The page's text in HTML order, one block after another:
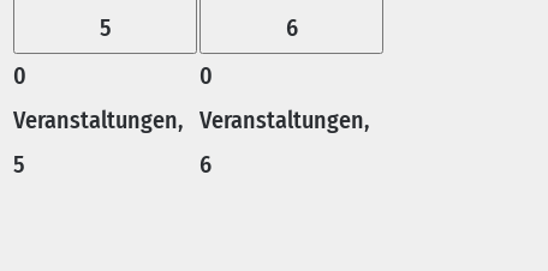
5
0
Veranstaltungen,
5
6
0
Veranstaltungen,
6